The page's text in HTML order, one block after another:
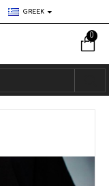
GREEK
0